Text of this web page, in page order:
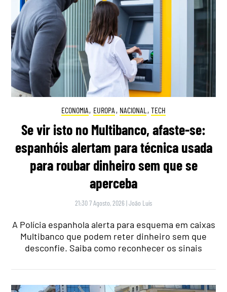
ECONOMIA, EUROPA , NACIONAL , TECH
Se vir isto no Multibanco, afaste-se:
espanhóis alertam para técnica usada
para roubar dinheiro sem que se
aperceba
21:30 7 Agosto, 2026 |João Luís
A Polícia espanhola alerta para esquema em caixas
Multibanco que podem reter dinheiro sem que
desconfie. Saiba como reconhecer os sinais